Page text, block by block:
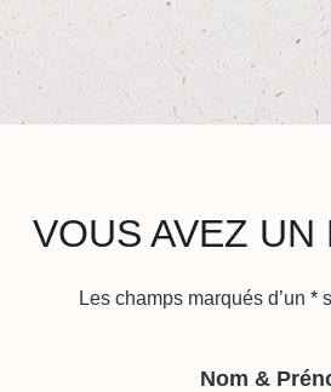
VOUS AVEZ UN
Les champs marqués d’un *
Nom &